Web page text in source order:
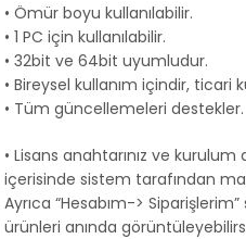
• Ömür boyu kullanılabilir.
• 1 PC için kullanılabilir.
• 32bit ve 64bit uyumludur.
• Bireysel kullanım içindir, ticari
• Tüm güncellemeleri destekler.
• Lisans anahtarınız ve
içerisinde sistem tarafından
Ayrıca “Hesabım-> Siparişlerim”
ürünleri anında